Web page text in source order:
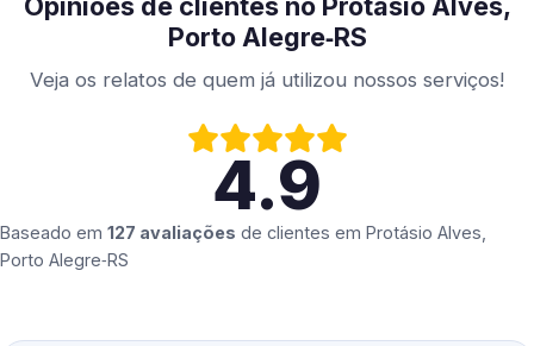
Porto Alegre‑RS
Veja os relatos de quem já utilizou nossos serviços!
4.9
Baseado em 127 avaliações de clientes em Protásio Alves,
Porto Alegre‑RS